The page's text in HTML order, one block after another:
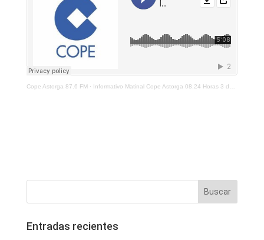
Cope Astorga 87.6 FM· Informativo Matinal Cope Astorga 08.24 Horas 3 de Septiembre 2021
Entradas recientes